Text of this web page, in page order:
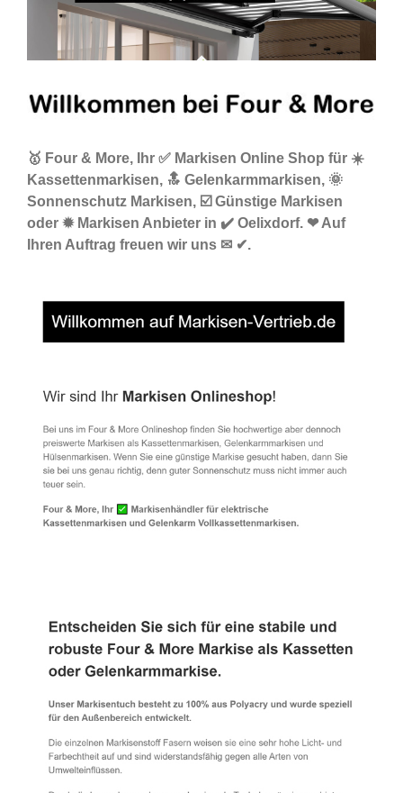
🥇 Four & More, Ihr ✅ Markisen Online Shop für ☀️
Kassettenmarkisen, 🔝 Gelenkarmmarkisen, 🌞
Sonnenschutz Markisen, ☑️ Günstige Markisen
oder ✹ Markisen Anbieter in ✔️ Oelixdorf. ❤ Auf
Ihren Auftrag freuen wir uns ✉ ✔.